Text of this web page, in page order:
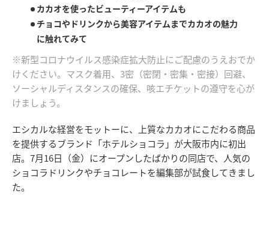
カカオを使ったビューティーアイテムも
チョコやドリンクから美容アイテムまでカカオの魅力
に触れてみて
※新型コロナウイルス感染症拡大防止にご配慮のうえおでか
けください。マスク着用、3密（密閉・密集・密接）回避、
ソーシャルディスタンスの確保、咳エチケットの遵守を心が
けましょう。
エシカルな経営をモットーに、上質なカカオにこだわる商品
を提供するブランド「ホテルショコラ」が大阪市内に初出
店。7月16日（金）にオープンしたばかりの同店で、人気の
ショコラドリンクやチョコレートを編集部が試食してきまし
た。